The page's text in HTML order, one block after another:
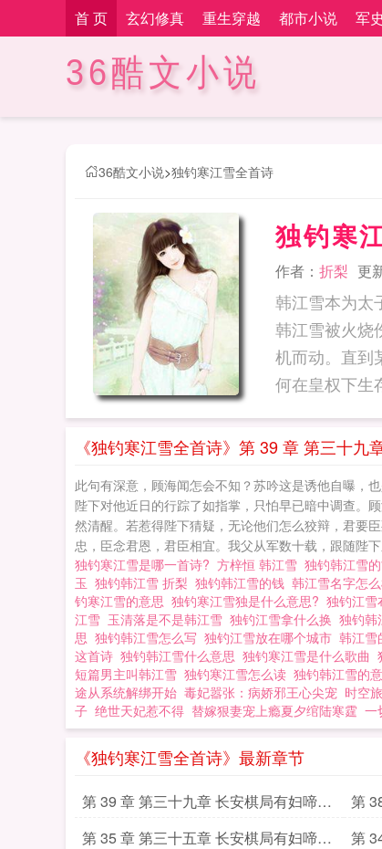
首 页 玄幻修真 重生穿越 都市小说 军
36酷文小说
36酷文小说>独钓寒江雪全首诗
独钓寒
作者： 折梨 更
韩江雪本为太
韩江雪被火烧
机而动。直
何在皇权下生
配图 独钓韩江
《独钓寒江雪全首诗》第 39 章 第三十九
此句有深意，顾海闻怎会不知？苏吟这是诱他自曝，
陛下对他近日的行踪了如指掌，只怕早已暗中调查。
然清醒。若惹得陛下猜疑，无论他们怎么狡辩，君要
忠，臣念君恩，君臣相宜。我父从军数十载，跟随陛
独钓寒江雪是哪一首诗? 方梓恒 韩江雪 独钓韩江雪
玉 独钓韩江雪 折梨 独钓韩江雪的钱 韩江雪名字怎
钓寒江雪的意思 独钓寒江雪独是什么意思? 独钓江雪
江雪 玉清落是不是韩江雪 独钓江雪拿什么换 独钓韩
思 独钓韩江雪怎么写 独钓江雪放在哪个城市 韩江雪
这首诗 独钓韩江雪什么意思 独钓寒江雪是什么歌曲
短篇男主叫韩江雪 独钓寒江雪怎么读 独钓韩江雪的
途从系统解绑开始 毒妃嚣张：病娇邪王心尖宠 时空
子 绝世天妃惹不得 替嫁狠妻宠上瘾夏夕绾陆寒霆 一
《独钓寒江雪全首诗》最新章节
第 39 章 第三十九章 长安棋局有妇啼鸣
十四
第
十三
第 35 章 第三十五章 长安棋局有妇啼鸣
第